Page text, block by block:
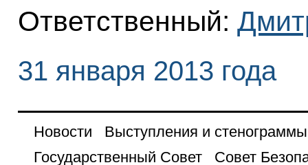
Ответственный:
31 января 2013 года
Новости
Выступления и стенограммы
Государственный Совет
Совет